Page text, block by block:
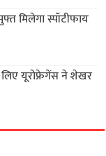
मिलेगा स्पॉटीफाय
यूरोफ्रेगेंस ने शेखर